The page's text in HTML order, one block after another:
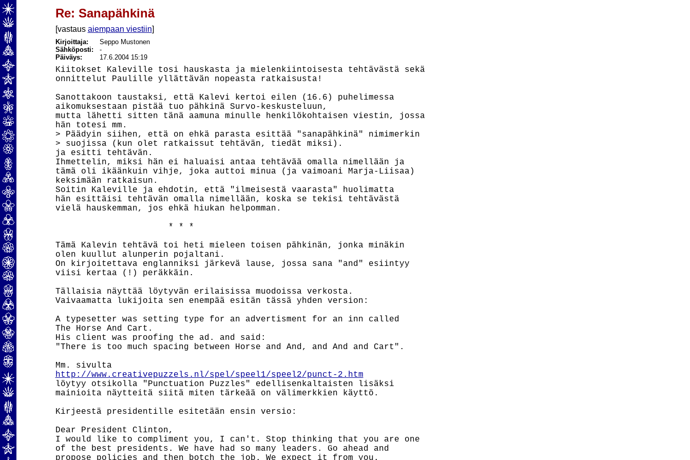
Re: Sanapähkinä
[vastaus aiempaan viestiin]
Kirjoittaja:
Seppo Mustonen
Sähköposti: -
Päiväys:
17.6.2004 15:19
Kiitokset Kaleville tosi hauskasta ja mielenkiintoisesta tehtävästä sekä
onnittelut Paulille yllättävän nopeasta ratkaisusta!
Sanottakoon taustaksi, että Kalevi kertoi eilen (16.6) puhelimessa
aikomuksestaan pistää tuo pähkinä Survo-keskusteluun,
mutta lähetti sitten tänä aamuna minulle henkilökohtaisen viestin, jossa
hän totesi mm.
> Päädyin siihen, että on ehkä parasta esittää "sanapähkinä" nimimerkin
> suojissa (kun olet ratkaissut tehtävän, tiedät miksi).
ja esitti tehtävän.
Ihmettelin, miksi hän ei haluaisi antaa tehtävää omalla nimellään ja
tämä oli ikäänkuin vihje, joka auttoi minua (ja vaimoani Marja-Liisaa)
keksimään ratkaisun.
Soitin Kaleville ja ehdotin, että "ilmeisestä vaarasta" huolimatta
hän esittäisi tehtävän omalla nimellään, koska se tekisi tehtävästä
vielä hauskemman, jos ehkä hiukan helpomman.
                      * * *
Tämä Kalevin tehtävä toi heti mieleen toisen pähkinän, jonka minäkin
olen kuullut alunperin pojaltani.
On kirjoitettava englanniksi järkevä lause, jossa sana "and" esiintyy
viisi kertaa (!) peräkkäin.
Tällaisia näyttää löytyvän erilaisissa muodoissa verkosta.
Vaivaamatta lukijoita sen enempää esitän tässä yhden version:
A typesetter was setting type for an advertisment for an inn called
The Horse And Cart.
His client was proofing the ad. and said:
"There is too much spacing between Horse and And, and And and Cart".
http://www.creativepuzzels.nl/spel/speel1/speel2/punct-2.htm
löytyy otsikolla "Punctuation Puzzles" edellisenkaltaisten lisäksi
mainioita näytteitä siitä miten tärkeää on välimerkkien käyttö.
Kirjeestä presidentille esitetään ensin versio:
Dear President Clinton,
I would like to compliment you, I can't. Stop thinking that you are one
of the best presidents. We have had so many leaders. Go ahead and
propose policies and then botch the job. We expect it from you.